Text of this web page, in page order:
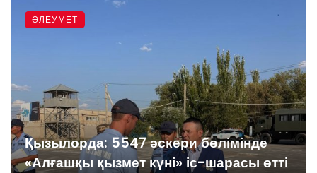
Қызылорда: 5547 әскери бөлімінде
«Алғашқы қызмет күні» іс-шарасы өтті
ӘЛЕУМЕТ